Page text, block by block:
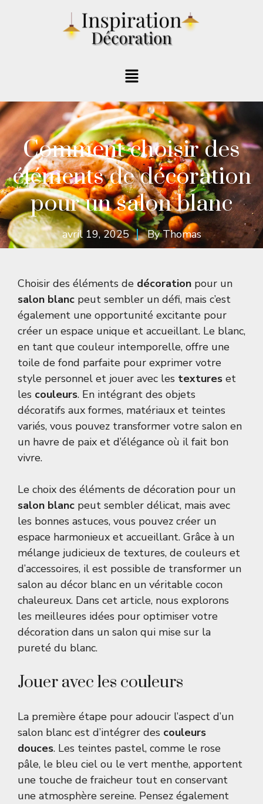
Comment choisir des
éléments de décoration
pour un salon blanc
avril 19, 2025 ByThomas
Choisir des éléments de décoration pour un
salon blanc peut sembler un défi, mais c’est
également une opportunité excitante pour
créer un espace unique et accueillant. Le blanc,
en tant que couleur intemporelle, offre une
toile de fond parfaite pour exprimer votre
style personnel et jouer avec les textures et
les couleurs. En intégrant des objets
décoratifs aux formes, matériaux et teintes
variés, vous pouvez transformer votre salon en
un havre de paix et d’élégance où il fait bon
vivre.
Le choix des éléments de décoration pour un
salon blanc peut sembler délicat, mais avec
les bonnes astuces, vous pouvez créer un
espace harmonieux et accueillant. Grâce à un
mélange judicieux de textures, de couleurs et
d’accessoires, il est possible de transformer un
salon au décor blanc en un véritable cocon
chaleureux. Dans cet article, nous explorons
les meilleures idées pour optimiser votre
décoration dans un salon qui mise sur la
pureté du blanc.
Jouer avec les couleurs
La première étape pour adoucir l’aspect d’un
salon blanc est d’intégrer des couleurs
douces. Les teintes pastel, comme le rose
pâle, le bleu ciel ou le vert menthe, apportent
une touche de fraicheur tout en conservant
une atmosphère sereine. Pensez également